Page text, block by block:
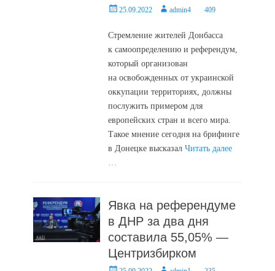
Posted25.09.2022 Authoradmin4 409
Стремление жителей Донбасса
к самоопределению и референдум,
который организован
на освобожденных от украинской
оккупации территориях, должны
послужить примером для
европейских стран и всего мира.
Такое мнение сегодня на брифинге
в Донецке высказалЧитать далее
…
Явка на референдуме
в ДНР за два дня
составила 55,05% —
Центризбирком